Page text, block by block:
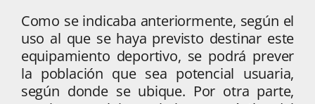
Como se indicaba anteriormente, según el
uso al que se haya previsto destinar este
equipamiento deportivo, se podrá prever
la población que sea potencial usuaria,
según donde se ubique. Por otra parte,